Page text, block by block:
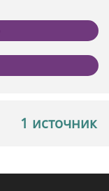
1 источник